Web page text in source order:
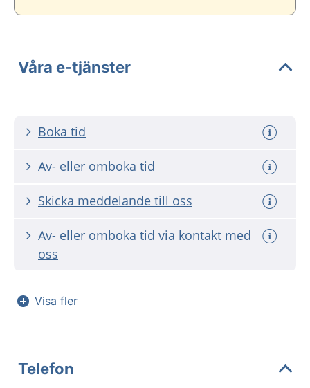
Våra e-tjänster
Boka tid
Av- eller omboka tid
Skicka meddelande till oss
Av- eller omboka tid via kontakt med
oss
Visa fler
Telefon